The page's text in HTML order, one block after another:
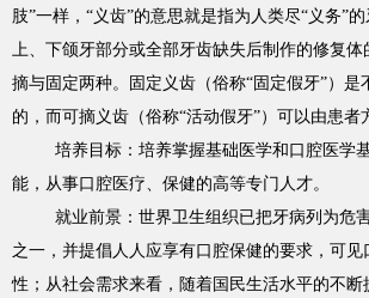
肢”一样，“义齿”的意思就是指为人类尽“义务”
上、下颌牙部分或全部牙齿缺失后制作的修复
摘与固定两种。固定义齿（俗称“固定假牙”）是
的，而可摘义齿（俗称“活动假牙”）可以由患者
培养目标：培养掌握基础医学和口腔医学
能，从事口腔医疗、保健的高等专门人才。
就业前景：世界卫生组织已把牙病列为危
之一，并提倡人人应享有口腔保健的要求，可
性；从社会需求来看，随着国民生活水平的不断